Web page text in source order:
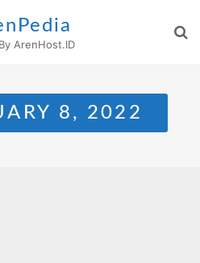
ArenHost.ID
8, 2022